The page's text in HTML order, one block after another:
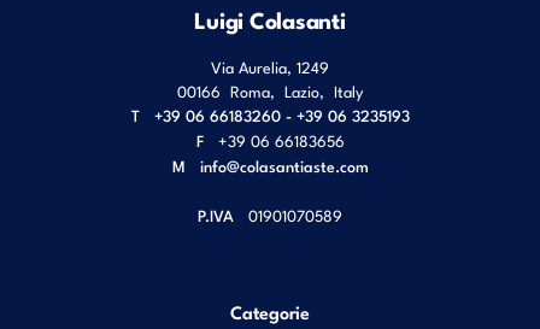
Luigi Colasanti
Via Aurelia, 1249
00166 Roma Lazio Italy
T
+39 06 66183260 - +39 06 3235193
F
+39 06 66183656
M info@colasantiaste.com
P.IVA 01901070589
Categorie